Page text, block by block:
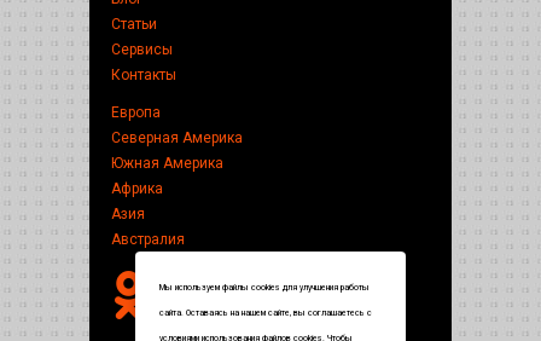
Статьи
Сервисы
Контакты
Европа
Северная Америка
Южная Америка
Африка
Азия
Австралия
Мы используем файлы cookies для улучшения работы
сайта. Оставаясь на нашем сайте, вы соглашаетесь с
условиями использования файлов cookies. Чтобы